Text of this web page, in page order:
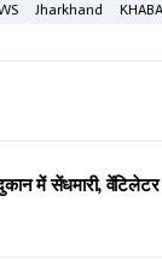
Jharkhand
में सेंधमारी,